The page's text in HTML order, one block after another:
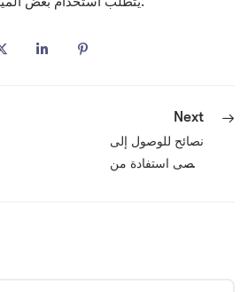
Next
نصائح للوصول إلى
أقصى استفادة من